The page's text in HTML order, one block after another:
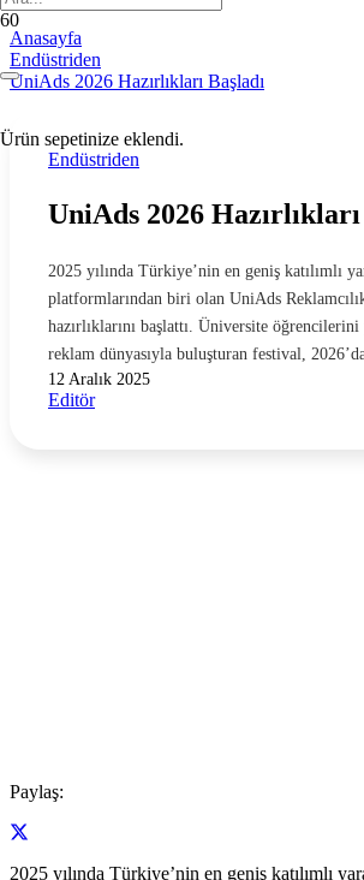
Ürün sepetinize eklendi.
Anasayfa
Endüstriden
UniAds 2026 Hazırlıkları Başladı
Endüstriden
UniAds 2026 Hazırlıkları
2025 yılında Türkiye’nin en geniş katılımlı
platformlarından biri olan UniAds
hazırlıklarını başlattı. Üniversite
reklam dünyasıyla buluşturan festival,
12 Aralık 2025
Editör
Paylaş:
2025 yılında Türkiye’nin en geniş katılımlı